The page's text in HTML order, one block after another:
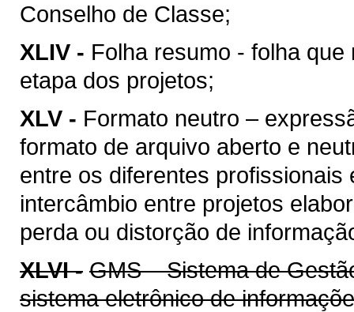
Conselho de Classe;
XLIV - Folha resumo - folha
etapa dos projetos;
XLV - Formato neutro –
formato de arquivo aberto e
entre os diferentes
intercâmbio entre projetos
perda ou distorção de
XLVI - GMS – Sistema de
sistema eletrônico de